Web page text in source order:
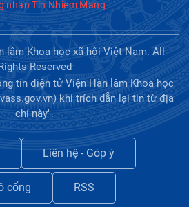
lâm Khoa học xã hội Việt Nam. All
Reserved
tin điện tử Viện Hàn lâm Khoa học
khi trích dẫn lại tin từ địa
chỉ này".
Liên hệ - Góp ý
cổng RSS